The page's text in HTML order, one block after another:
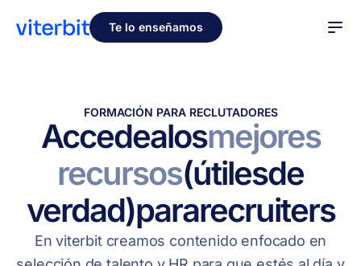
Te lo enseñamos
FORMACIÓN PARA RECLUTADORES
Accedealosmejores
recursos(útilesde
verdad)pararecruiters
En viterbit creamos contenido enfocado en